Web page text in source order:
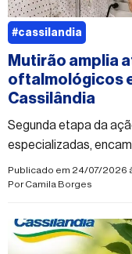
Mutirão amplia
oftalmológicos
Cassilândia
Segunda etapa da
especializadas,
procedimentos
Publicado em 24/07/2026
PorCamila Borges
#cassilandia